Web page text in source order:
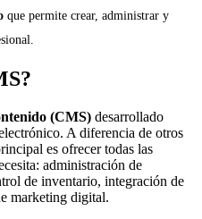
que permite crear, administrar y
(CMS) desarrollado
A diferencia de otros
es ofrecer todas las
administración de
de inventario, integración de
marketing digital.